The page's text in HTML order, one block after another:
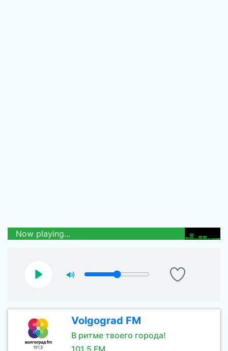
Now playing...
Volgograd FM
В ритме твоего города!
101.5 FM